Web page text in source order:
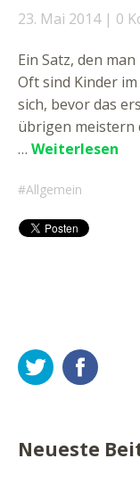
23. Mai 2014 0
Ein Satz, den
Oft sind Kinder
sich, bevor das
übrigen meistern
… Weiterlesen
Allgemein
Twitter
Neueste